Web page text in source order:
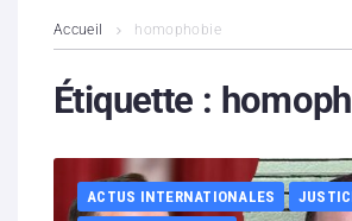
Contenus litigieux
Boutique
Accueil homophobie
Étiquette :
ACTUS INTERNATIONALES